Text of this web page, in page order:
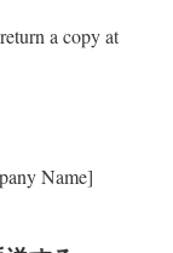
a copy at
Name]